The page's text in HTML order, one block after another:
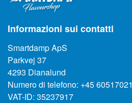
Informazioni sui contatti
Smartdamp ApS
Parkvej 37
4293 Dianalund
Numero di telefono: +45 60517021
VAT-ID: 35237917